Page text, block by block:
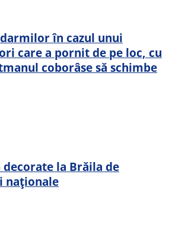
în cazul unui
care a pornit de pe loc, cu
coborâse să schimbe
la Brăila de
naționale